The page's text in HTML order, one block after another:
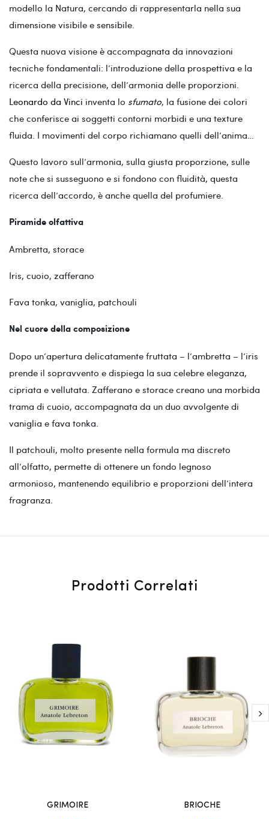
modello la Natura, cercando di rappresentarla nella sua
dimensione visibile e sensibile.
Questa nuova visione è accompagnata da innovazioni
tecniche fondamentali: l’introduzione della prospettiva e la
ricerca della precisione, dell’armonia delle proporzioni.
Leonardo da Vinci inventa lo sfumato, la fusione dei colori
che conferisce ai soggetti contorni morbidi e una texture
fluida. I movimenti del corpo richiamano quelli dell’anima…
Questo lavoro sull’armonia, sulla giusta proporzione, sulle
note che si susseguono e si fondono con fluidità, questa
ricerca dell’accordo, è anche quella del profumiere.
Piramide olfattiva
Ambretta, storace
Iris, cuoio, zafferano
Fava tonka, vaniglia, patchouli
Nel cuore della composizione
Dopo un’apertura delicatamente fruttata – l’ambretta – l’iris
prende il sopravvento e dispiega la sua celebre eleganza,
cipriata e vellutata. Zafferano e storace creano una morbida
trama di cuoio, accompagnata da un duo avvolgente di
vaniglia e fava tonka.
Il patchouli, molto presente nella formula ma discreto
all’olfatto, permette di ottenere un fondo legnoso
armonioso, mantenendo equilibrio e proporzioni dell’intera
fragranza.
Prodotti Correlati
GRIMOIRE BRIOCHE